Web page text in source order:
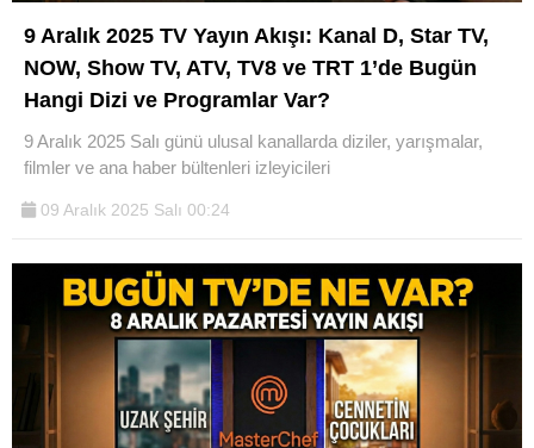
Facebook
YEREL
9 Aralık 2025 TV Yayın Akışı: Kanal D, Star TV,
NOW, Show TV, ATV, TV8 ve TRT 1’de Bugün
Hangi Dizi ve Programlar Var?
9 Aralık 2025 Salı günü ulusal kanallarda diziler, yarışmalar,
filmler ve ana haber bültenleri izleyicileri
09 Aralık 2025 Salı 00:24